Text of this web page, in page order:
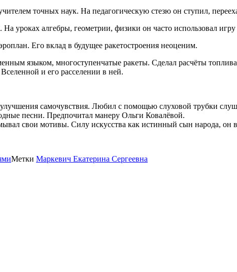
точных наук. На педагогическую стезю он ступил,
уроках алгебры, геометрии, физики он часто использовал
Его вклад в будущее ракетостроения неоценим.
языком, многоступенчатые ракеты. Сделал расчёты
и его расселении в ней.
самочувствия. Любил с помощью слуховой трубки
песни. Предпочитал манеру Ольги Ковалёвой.
свои мотивы. Силу искусства как истинный сын народа, он
Метки Маркевич Екатерина Сергеевна